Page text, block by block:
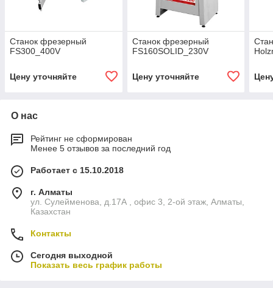
Станок фрезерный
FS300_400V
Цену уточняйте
Станок фрезерный
FS160SOLID_230V
Цену уточняйте
О нас
Рейтинг не сформирован
Менее 5 отзывов за последний год
Работает с 15.10.2018
г. Алматы
ул. Сулейменова, д.17А , офис 3, 2-ой этаж, Алматы,
Казахстан
Контакты
Сегодня выходной
Показать весь график работы